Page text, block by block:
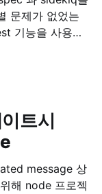
문제가 없었는
기능을 사용하
트시
message 상